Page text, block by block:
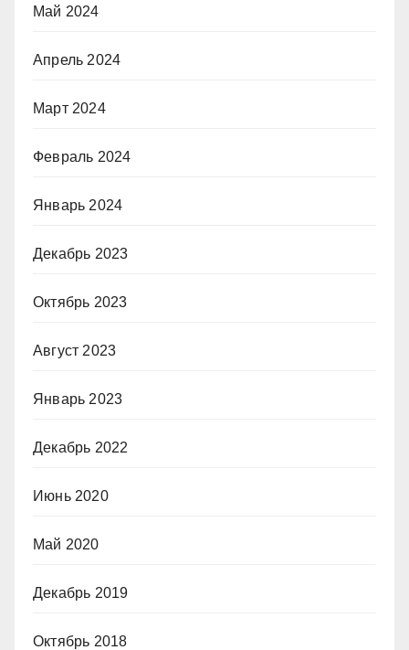
Май 2024
Апрель 2024
Март 2024
Февраль 2024
Январь 2024
Декабрь 2023
Октябрь 2023
Август 2023
Январь 2023
Декабрь 2022
Июнь 2020
Май 2020
Декабрь 2019
Октябрь 2018